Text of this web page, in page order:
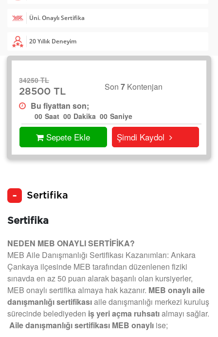
20 Yıllık Deneyim
Üni. Onaylı Sertifika
34250 TL
28500 TL
Son 7Kontenjan
Bu fiyattan son;
00 Saat 00 Dakika 00 Saniye
Sepete Ekle Şimdi Kaydol
Sertifika
Sertifika
NEDEN MEB ONAYLI SERTİFİKA?
MEB Aile Danışmanlığı Sertifikası Kazanımları: Ankara
Çankaya ilçesinde MEB tarafından düzenlenen fiziki
sınavda en az 50 puan alarak başarılı olan kursiyerler,
MEB onaylı sertifika almaya hak kazanır. MEB onaylı aile
danışmanlığı sertifikasıaile danışmanlığı merkezi kuruluş
sürecinde belediyeden iş yeri açma ruhsatıalmayı sağlar.
Aile danışmanlığı sertifikası MEB onaylı ise;